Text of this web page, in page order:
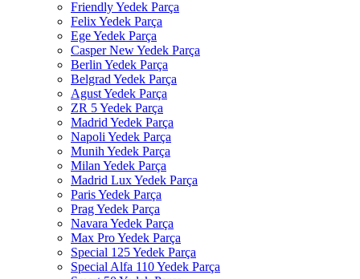
Friendly Yedek Parça
Felix Yedek Parça
Ege Yedek Parça
Casper New Yedek Parça
Berlin Yedek Parça
Belgrad Yedek Parça
Agust Yedek Parça
ZR 5 Yedek Parça
Madrid Yedek Parça
Napoli Yedek Parça
Munih Yedek Parça
Milan Yedek Parça
Madrid Lux Yedek Parça
Paris Yedek Parça
Prag Yedek Parça
Navara Yedek Parça
Max Pro Yedek Parça
Special 125 Yedek Parça
Special Alfa 110 Yedek Parça